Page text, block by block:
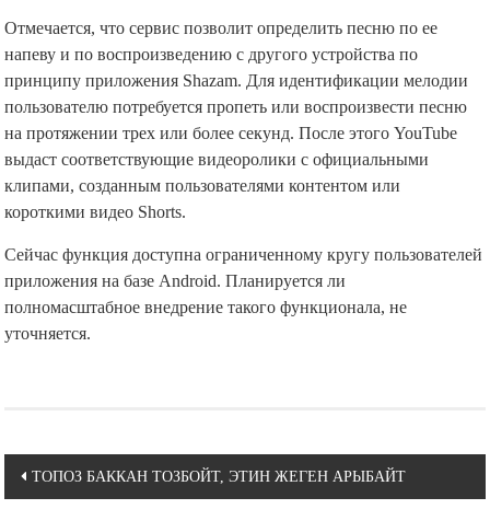
Отмечается, что сервис позволит определить песню по ее
напеву и по воспроизведению с другого устройства по
принципу приложения Shazam. Для идентификации мелодии
пользователю потребуется пропеть или воспроизвести песню
на протяжении трех или более секунд. После этого YouTube
выдаст соответствующие видеоролики с официальными
клипами, созданным пользователями контентом или
короткими видео Shorts.
Сейчас функция доступна ограниченному кругу пользователей
приложения на базе Android. Планируется ли
полномасштабное внедрение такого функционала, не
уточняется.
Навигация
ТОПОЗ БАККАН ТОЗБОЙТ, ЭТИН ЖЕГЕН АРЫБАЙТ